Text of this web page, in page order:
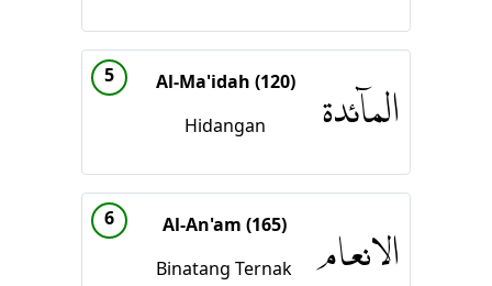
5
Al-Ma'idah (120)
Hidangan
الماۤئدة
6
Al-An'am (165)
Binatang Ternak
الانعام